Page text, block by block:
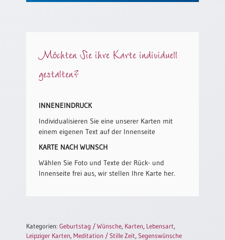
Urkunden
Abendmahlszulassung
Poster
Einzelposter
Möchten Sie ihre Karte individuell
gestalten?
INNENEINDRUCK
Individualisieren Sie eine unserer Karten mit
einem eigenen Text auf der Innenseite
KARTE NACH WUNSCH
Wählen Sie Foto und Texte der Rück- und
Innenseite frei aus, wir stellen Ihre Karte her.
Kategorien:Geburtstag / Wünsche, Karten, Lebensart,
Leipziger Karten,Meditation / Stille Zeit, Segenswünsche